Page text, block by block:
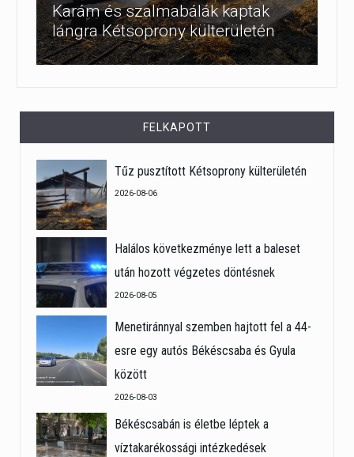
Karám és szalmabálák kaptak
lángra Kétsoprony külterületén
FELKAPOTT
Tűz pusztított Kétsoprony külterületén
2026-08-06
Halálos következménye lett a baleset
után hozott végzetes döntésnek
2026-08-05
Menetiránnyal szemben hajtott fel a 44-
esre egy autós Békéscsaba és Gyula
között
2026-08-03
Békéscsabán is életbe léptek a
víztakarékossági intézkedések